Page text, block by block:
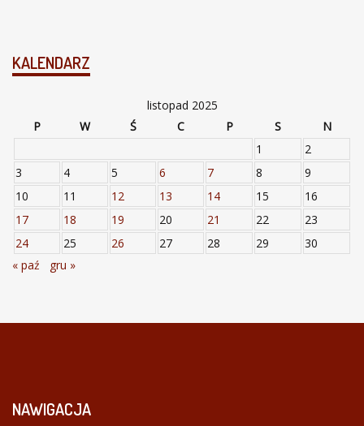
KALENDARZ
listopad 2025
P
W Ś C P S
N
1
2
3
4 5 6 7 8
9
10
11 12 13 14 15
16
17
18 19 20 21 22
23
24
25 26 27 28 29
30
« paź
gru »
NAWIGACJA